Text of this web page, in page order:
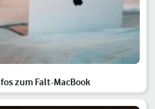
zum Falt-MacBook